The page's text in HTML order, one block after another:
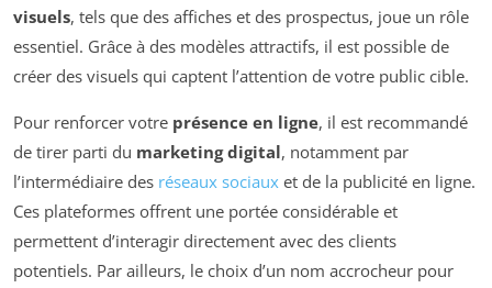
visuels, tels que des affiches et des prospectus, joue un rôle
essentiel. Grâce à des modèles attractifs, il est possible de
créer des visuels qui captent l’attention de votre public cible.
Pour renforcer votre présence en ligne, il est recommandé
de tirer parti du marketing digital, notamment par
l’intermédiaire des réseaux sociaux et de la publicité en ligne.
Ces plateformes offrent une portée considérable et
permettent d’interagir directement avec des clients
potentiels. Par ailleurs, le choix d’un nom accrocheur pour